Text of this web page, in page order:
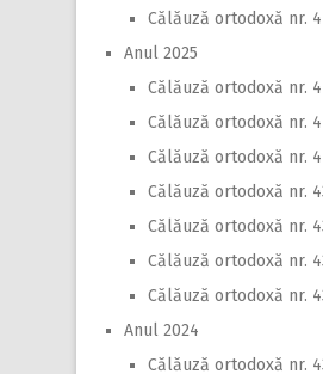
Călăuză ortodoxă nr.
Anul 2025
Călăuză ortodoxă nr.
Călăuză ortodoxă nr.
Călăuză ortodoxă nr.
Călăuză ortodoxă nr.
Călăuză ortodoxă nr.
Călăuză ortodoxă nr.
Călăuză ortodoxă nr.
Anul 2024
Călăuză ortodoxă nr.